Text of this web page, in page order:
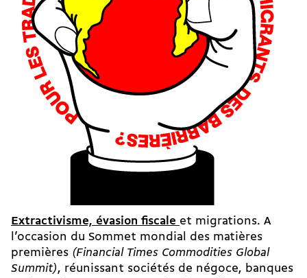
Extractivisme, évasion fiscale et migrations. A
l’occasion du Sommet mondial des matières
premières (Financial Times Commodities Global
Summit), réunissant sociétés de négoce, banques